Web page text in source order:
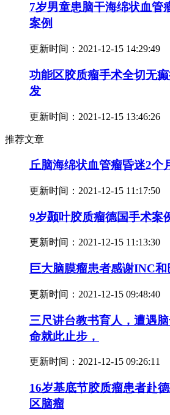
7岁男童患脑干海绵状血管
案例
更新时间： 2021-12-15 14:29:49
功能区胶质瘤手术全切无
发
更新时间： 2021-12-15 13:46:26
推荐文章
丘脑海绵状血管瘤昏迷2个
更新时间： 2021-12-15 11:17:50
9岁颞叶胶质瘤德国手术案
更新时间： 2021-12-15 11:13:30
巨大脑膜瘤患者感谢INC
更新时间： 2021-12-15 09:48:40
三尺讲台教书育人，遭遇
命就此止步，
更新时间： 2021-12-15 09:26:11
16岁基底节胶质瘤患者赴
区脑瘤